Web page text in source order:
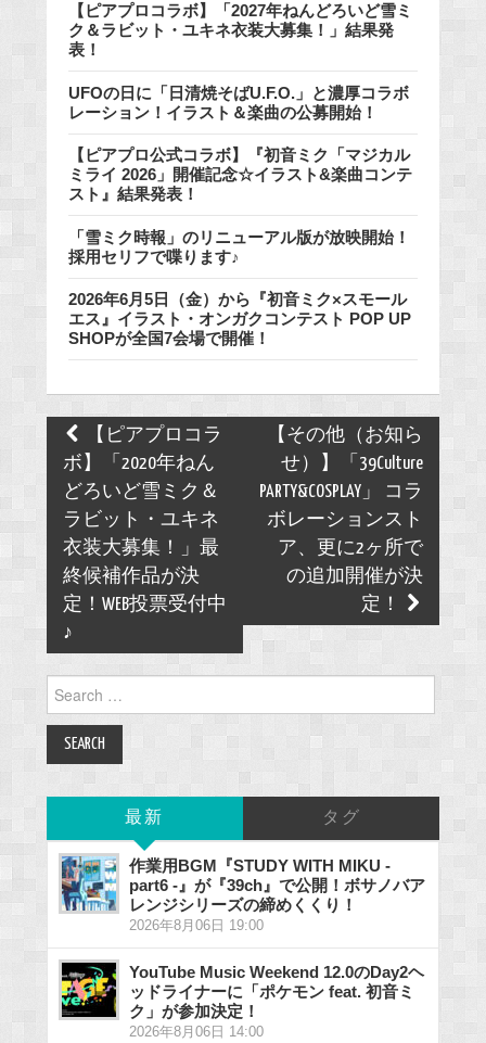
【ピアプロコラボ】「2027年ねんどろいど雪ミ
ク＆ラビット・ユキネ衣装大募集！」結果発
表！
UFOの日に「日清焼そばU.F.O.」と濃厚コラボ
レーション！イラスト＆楽曲の公募開始！
【ピアプロ公式コラボ】『初音ミク「マジカル
ミライ 2026」開催記念☆イラスト&楽曲コンテ
スト』結果発表！
「雪ミク時報」のリニューアル版が放映開始！
採用セリフで喋ります♪
2026年6月5日（金）から『初音ミク×スモール
エス』イラスト・オンガクコンテスト POP UP
SHOPが全国7会場で開催！
Post
navigation
【ピアプロコラ
ボ】「2020年ねん
どろいど雪ミク＆
ラビット・ユキネ
衣装大募集！」最
終候補作品が決
定！WEB投票受付中
♪
【その他（お知ら
せ）】「39Culture
PARTY&COSPLAY」 コラ
ボレーションスト
ア、更に2ヶ所で
の追加開催が決
定！
for:
最新 タグ
作業用BGM『STUDY WITH MIKU -
part6 -』が『39ch』で公開！ボサノバア
レンジシリーズの締めくくり！
2026年8月06日 19:00
YouTube Music Weekend 12.0のDay2ヘ
ッドライナーに「ポケモン feat. 初音ミ
ク」が参加決定！
2026年8月06日 14:00